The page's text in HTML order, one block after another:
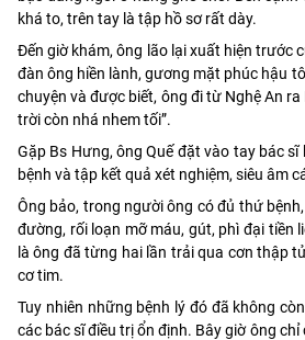
khá to, trên tay là tập hồ sơ rất dày.
Đến giờ khám, ông lão lại xuất hiện trước
đàn ông hiền lành, gương mặt phúc hậu
chuyện và được biết, ông đi từ Nghệ An
trời còn nhá nhem tối”.
Gặp Bs Hưng, ông Quế đặt vào tay bác
bệnh và tập kết quả xét nghiệm, siêu âm
Ông bảo, trong người ông có đủ thứ
đường, rối loạn mỡ máu, gút, phì đại tiền
là ông đã từng hai lần trải qua cơn thập
cơ tim.
Tuy nhiên những bệnh lý đó đã không
các bác sĩ điều trị ổn định. Bây giờ ông